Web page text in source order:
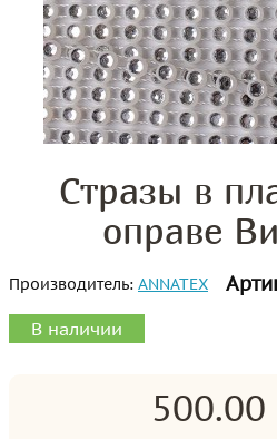
Стразы в
оправе
Производитель: ANNATEX
В наличии
500.00